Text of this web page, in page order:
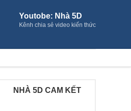
Youtobe: Nhà 5D
Kênh chia sẻ video kiến thức
NHÀ 5D CAM KẾT